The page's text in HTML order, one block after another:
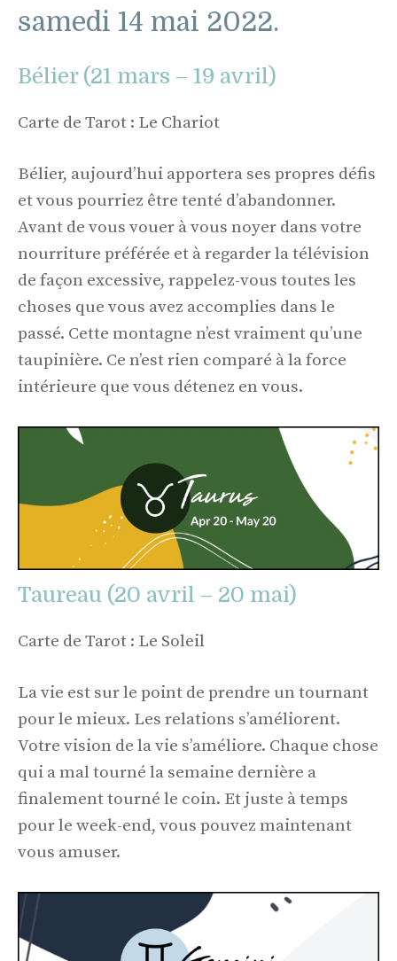
samedi 14 mai 2022.
Bélier (21 mars – 19 avril)
Carte de Tarot : Le Chariot
Bélier, aujourd’hui apportera ses propres défis
et vous pourriez être tenté d’abandonner.
Avant de vous vouer à vous noyer dans votre
nourriture préférée et à regarder la télévision
de façon excessive, rappelez-vous toutes les
choses que vous avez accomplies dans le
passé. Cette montagne n’est vraiment qu’une
taupinière. Ce n’est rien comparé à la force
intérieure que vous détenez en vous.
Taureau (20 avril – 20 mai)
Carte de Tarot : Le Soleil
La vie est sur le point de prendre un tournant
pour le mieux. Les relations s’améliorent.
Votre vision de la vie s’améliore. Chaque chose
qui a mal tourné la semaine dernière a
finalement tourné le coin. Et juste à temps
pour le week-end, vous pouvez maintenant
vous amuser.